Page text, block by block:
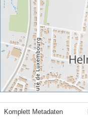
Komplett Metadaten